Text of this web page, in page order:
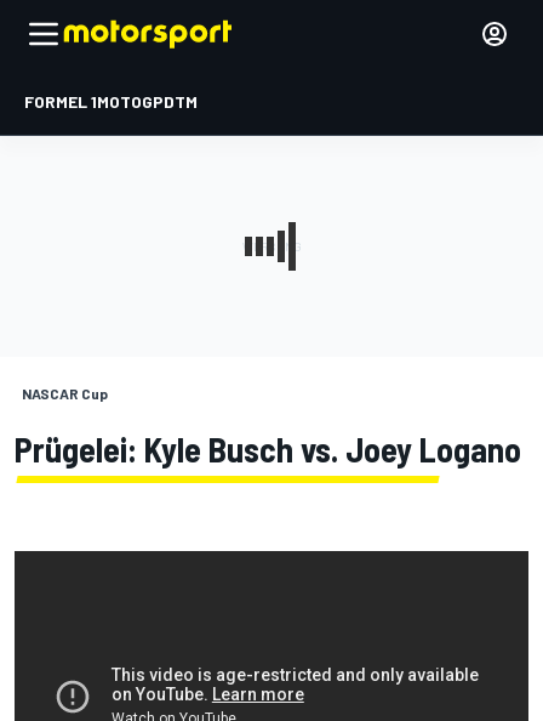
FORMEL 1MOTOGPDTM
NASCAR Cup
Prügelei: Kyle Busch vs. Joey Logano